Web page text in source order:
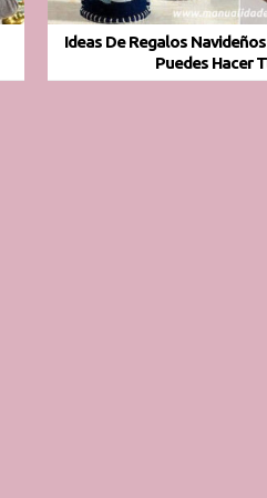
Ideas De Regalos
Puedes Hacer